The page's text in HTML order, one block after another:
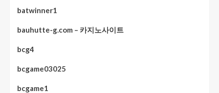
batwinner1
bauhutte-g.com – 카지노사이트
bcg4
bcgame03025
bcgame1